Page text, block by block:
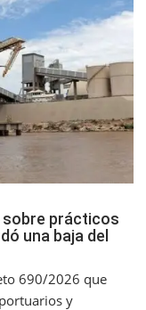
sobre prácticos
una baja del
690/2026 que
y